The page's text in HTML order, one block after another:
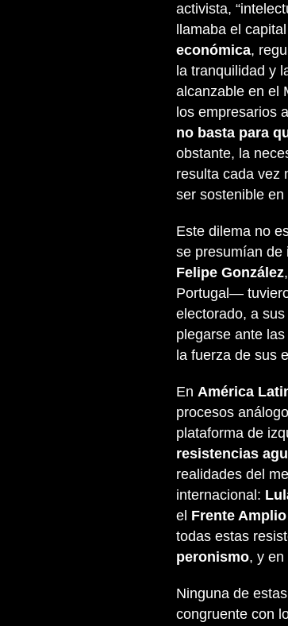
activista,
llamaba el
económica,
la tranquilidad y
alcanzable en el
los empresarios
no basta para
obstante, la
resulta cada vez
ser sostenible
Este dilema no
se presumían de
Felipe González
Portugal—
electorado, a
plegarse ante
la fuerza de sus
En América
procesos
plataforma de
resistencias
realidades del
internacional:
el Frente Amplio
todas estas
peronismo, y en
Ninguna de
congruente con